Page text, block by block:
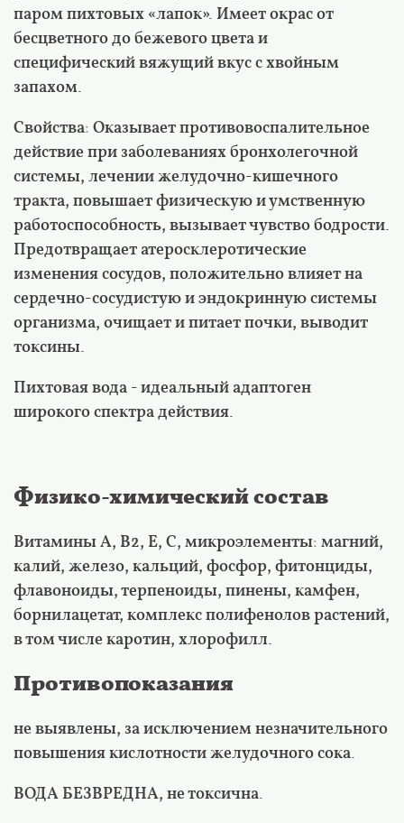
паром пихтовых «лапок». Имеет окрас от
бесцветного до бежевого цвета и
специфический вяжущий вкус с хвойным
запахом.
Свойства: Оказывает противовоспалительное
действие при заболеваниях бронхолегочной
системы, лечении желудочно-кишечного
тракта, повышает физическую и умственную
работоспособность, вызывает чувство бодрости.
Предотвращает атеросклеротические
изменения сосудов, положительно влияет на
сердечно-сосудистую и эндокринную системы
организма, очищает и питает почки, выводит
токсины.
Пихтовая вода - идеальный адаптоген
широкого спектра действия.
Физико-химический состав
Витамины А, В2, Е, С, микроэлементы: магний,
калий, железо, кальций, фосфор, фитонциды,
флавоноиды, терпеноиды, пинены, камфен,
борнилацетат, комплекс полифенолов растений,
в том числе каротин, хлорофилл.
Противопоказания
не выявлены, за исключением незначительного
повышения кислотности желудочного сока.
ВОДА БЕЗВРЕДНА, не токсична.